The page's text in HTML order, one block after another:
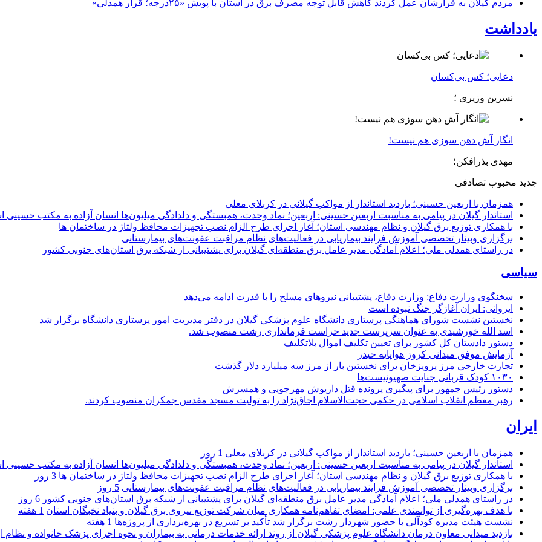
مردم گیلان به قرارشان عمل کردند كاهش قابل توجه مصرف برق در استان با پویش «۲۵درجه؛ قرار همدلی»
یادداشت
دعایی؛ کس بی‌کسان
نسرین وزیری ؛
انگار آش دهن سوزی هم نیست!
مهدی بذرافکن؛
جدید محبوب تصادفی
همزمان با اربعین حسینی؛ بازدید استاندار از مواکب گیلانی در کربلای معلی
استاندار گیلان در پیامی به مناسبت اربعین حسینی: اربعین؛ نماد وحدت، همبستگی و دلدادگی میلیون‌ها انسان آزاده به مکتب
با همکاری توزیع برق گیلان و نظام مهندسی استان؛ آغاز اجرای طرح الزام نصب تجهیزات محافظ ولتاژ در ساختمان ها
برگزاری وبینار تخصصی آموزش فرایند بیماریابی در فعالیت‌های نظام مراقبت عفونت‌های بیمارستانی
در راستای همدلی ملی؛ اعلام آمادگی مدیر عامل برق منطقه‌ای گیلان برای پشتیبانی از شبكه برق استان‌های جنوبی كشور
سیاسی
سخنگوی وزارت دفاع: وزارت دفاع، پشتیبانی نیرو‌های مسلح را با قدرت ادامه می‌دهد
ایروانی: ایران آغازگر جنگ نبوده است
نخستین نشست شورای هماهنگی پرستاری دانشگاه علوم پزشکی گیلان در دفتر مدیریت امور پرستاری دانشگاه برگزار شد
اسد الله خورشیدی به عنوان سرپرست جدید حراست فرمانداری رشت منصوب شد.
دستور دادستان کل کشور برای تعیین تکلیف اموال بلاتکلیف
آزمایش موفق میدانی کروز هواپایه حیدر
تجارت خارجی مرز پرویزخان برای نخستین بار از مرز سه میلیارد دلار گذشت
۱۰۳۰ کودک قربانی جنایت صهیونیست‌ها
دستور رئیس جمهور برای پیگیری پرونده قتل داریوش مهرجویی و همسرش
رهبر معظم انقلاب اسلامی در حکمی حجت‌الاسلام اجاق‌نژاد را به تولیت مسجد مقدس جمکران منصوب کردند.
ایران
همزمان با اربعین حسینی؛ بازدید استاندار از مواکب گیلانی در کربلای معلی 1 روز
استاندار گیلان در پیامی به مناسبت اربعین حسینی: اربعین؛ نماد وحدت، همبستگی و دلدادگی میلیون‌ها انسان آزاده به مکتب
با همکاری توزیع برق گیلان و نظام مهندسی استان؛ آغاز اجرای طرح الزام نصب تجهیزات محافظ ولتاژ در ساختمان ها 3 روز
برگزاری وبینار تخصصی آموزش فرایند بیماریابی در فعالیت‌های نظام مراقبت عفونت‌های بیمارستانی 5 روز
در راستای همدلی ملی؛ اعلام آمادگی مدیر عامل برق منطقه‌ای گیلان برای پشتیبانی از شبكه برق استان‌های جنوبی كشور 6 روز
با هدف بهره‌گیری از توانمندی علمی: امضای تفاهم‌نامه همكاری میان شركت توزیع نیروی برق گیلان و بنیاد نخبگان استان 1 هفته
نشست هیئت مدیره کودآلی با حضور شهردار رشت برگزار شد تأکید بر تسریع در بهره‌برداری از پروژه‌ها 1 هفته
بازدید میدانی معاون درمان دانشگاه علوم پزشکی گیلان از روند ارائه خدمات درمانی به بیماران و نحوه اجرای پزشک خانواده و